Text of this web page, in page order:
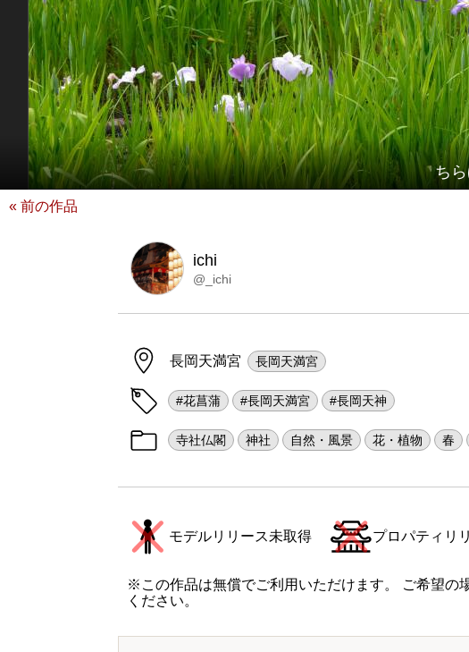
ち
« 前の作品
ichi
@_ichi
長岡天満宮 長岡天満宮
#花菖蒲 #長岡天満宮 #長岡天神
寺社仏閣 神社 自然・風景 花・植物 春
モデルリリース未取得 プロパティリ
※この作品は無償でご利用いただけます。 ご希望の
ください。